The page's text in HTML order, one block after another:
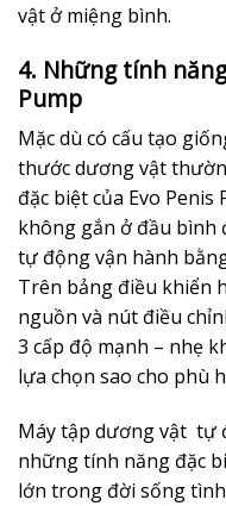
vật ở miệng bình.
4. Những tính
Pump
Mặc dù có cấu tạo
thước dương vật
đặc biệt của Evo
không gắn ở đầu bình
tự động vận hành
Trên bảng điều khiển
nguồn và nút điều
3 cấp độ mạnh – nhẹ
lựa chọn sao cho phù
Máy tập dương vật tự
những tính năng đặc
lớn trong đời sống